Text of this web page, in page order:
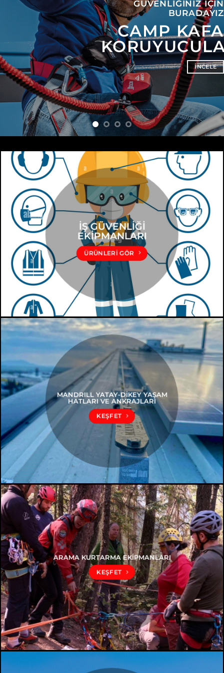
GÜVENLIĞINIZ IÇIN
BURADAYIZ
CAMP KAFA
INCELE
İŞ GÜVENLİĞİ
EKİPMANLARI
ÜRÜNLERI GÖR
MANDRILL YATAY-DİKEY YAŞAM
HATLARI VE ANKRAJLARI
KEŞFET
ARAMA KURTARMA EKİPMANLARI
KEŞFET